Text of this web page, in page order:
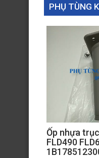
PHỤ TÙNG
Ốp nhựa
FLD490